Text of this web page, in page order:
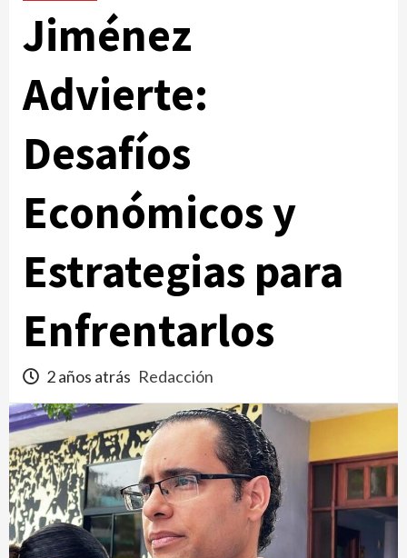
Jiménez
Advierte:
Desafíos
Económicos y
Estrategias para
Enfrentarlos
2 años atrás Redacción